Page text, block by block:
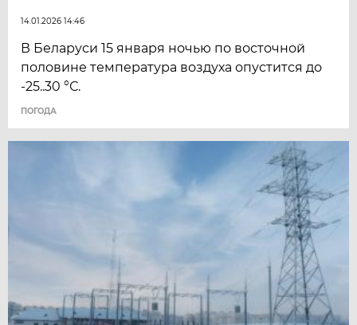
14.01.2026 14:46
В Беларуси 15 января ночью по восточной
половине температура воздуха опустится до
-25..30 °С.
ПОГОДА